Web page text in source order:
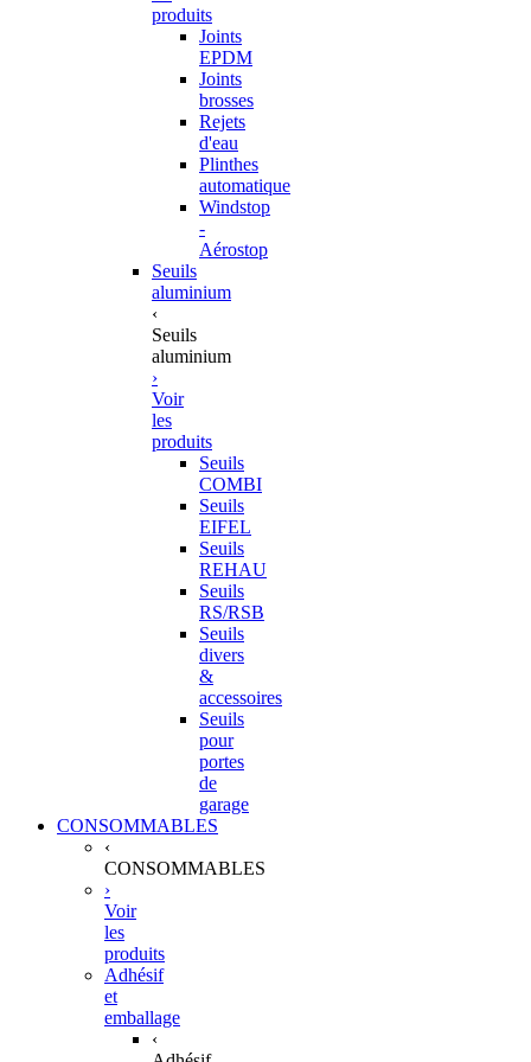
produits
Joints
EPDM
Joints
brosses
Rejets
d'eau
Plinthes
automatique
Windstop
-
Aérostop
Seuils
aluminium
‹
Seuils
aluminium
›
Voir
les
produits
Seuils
COMBI
Seuils
EIFEL
Seuils
REHAU
Seuils
RS/RSB
Seuils
divers
&
accessoires
Seuils
pour
portes
de
garage
CONSOMMABLES
‹
CONSOMMABLES
›
Voir
les
produits
Adhésif
et
emballage
‹